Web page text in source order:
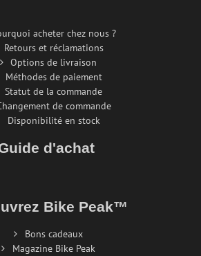
acheter chez nous ?
Retours et réclamations
Options de livraison
Méthodes de paiement
Statut de la commande
de commande
Disponibilité en stock
d'achat
Bike Peak™
Bons cadeaux
Magazine Bike Peak